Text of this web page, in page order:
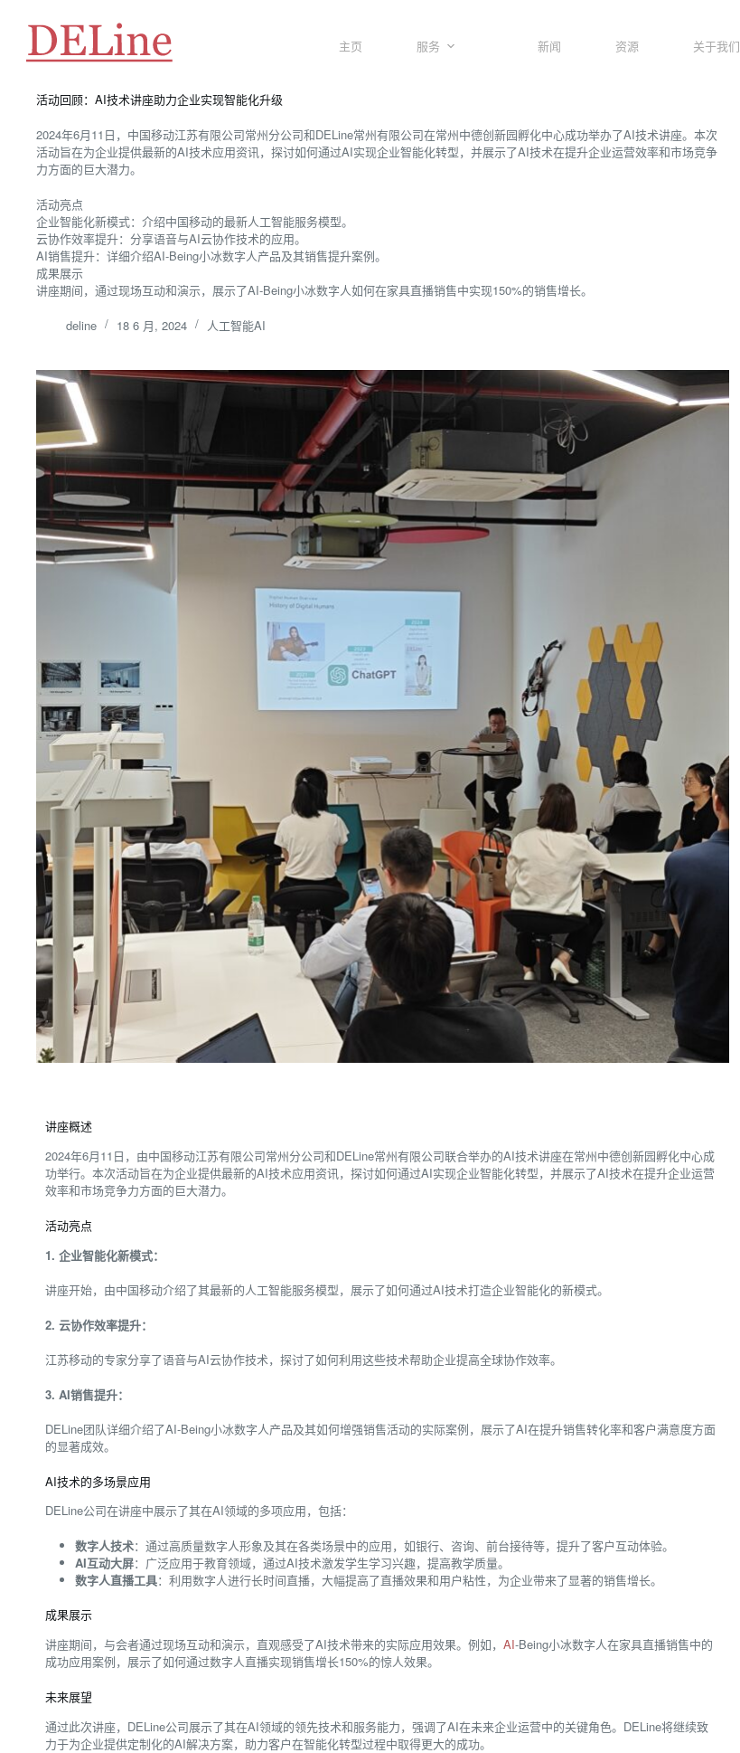
主页 服务 新闻 资源 关于我们
活动回顾：AI技术讲座助力企业实现智能化升级
2024年6月11日，中国移动江苏有限公司常州分公司和DELine常州有限公司在常州中德创新园孵化中心成功举办了AI技术讲座。本次
活动旨在为企业提供最新的AI技术应用资讯，探讨如何通过AI实现企业智能化转型，并展示了AI技术在提升企业运营效率和市场竞争
力方面的巨大潜力。
活动亮点
企业智能化新模式：介绍中国移动的最新人工智能服务模型。
云协作效率提升：分享语音与AI云协作技术的应用。
AI销售提升：详细介绍AI-Being小冰数字人产品及其销售提升案例。
成果展示
讲座期间，通过现场互动和演示，展示了AI-Being小冰数字人如何在家具直播销售中实现150%的销售增长。
deline 18 6 月, 2024 人工智能AI
讲座概述
2024年6月11日，由中国移动江苏有限公司常州分公司和DELine常州有限公司联合举办的AI技术讲座在常州中德创新园孵化中心成
功举行。本次活动旨在为企业提供最新的AI技术应用资讯，探讨如何通过AI实现企业智能化转型，并展示了AI技术在提升企业运营
效率和市场竞争力方面的巨大潜力。
活动亮点
1. 企业智能化新模式：
讲座开始，由中国移动介绍了其最新的人工智能服务模型，展示了如何通过AI技术打造企业智能化的新模式​​。
2. 云协作效率提升：
江苏移动的专家分享了语音与AI云协作技术，探讨了如何利用这些技术帮助企业提高全球协作效率​​。
3. AI销售提升：
DELine团队详细介绍了AI-Being小冰数字人产品及其如何增强销售活动的实际案例，展示了AI在提升销售转化率和客户满意度方面
的显著成效​​。
AI技术的多场景应用
DELine公司在讲座中展示了其在AI领域的多项应用，包括：
数字人技术：通过高质量数字人形象及其在各类场景中的应用，如银行、咨询、前台接待等，提升了客户互动体验​​。
AI互动大屏：广泛应用于教育领域，通过AI技术激发学生学习兴趣，提高教学质量​​。
数字人直播工具：利用数字人进行长时间直播，大幅提高了直播效果和用户粘性，为企业带来了显著的销售增长​​。
成果展示
讲座期间，与会者通过现场互动和演示，直观感受了AI技术带来的实际应用效果。例如， AI-Being小冰数字人在家具直播销售中的
成功应用案例，展示了如何通过数字人直播实现销售增长150%的惊人效果​​。
未来展望
通过此次讲座，DELine公司展示了其在AI领域的领先技术和服务能力，强调了AI在未来企业运营中的关键角色。DELine将继续致
力于为企业提供定制化的AI解决方案，助力客户在智能化转型过程中取得更大的成功。